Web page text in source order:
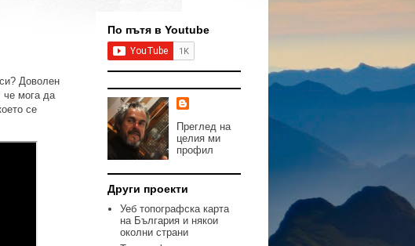
Доволен
че мога да
се
По пътя в Youtube
Преглед на
целия ми
профил
Други проекти
Уеб топографска карта
на България и някои
околни страни